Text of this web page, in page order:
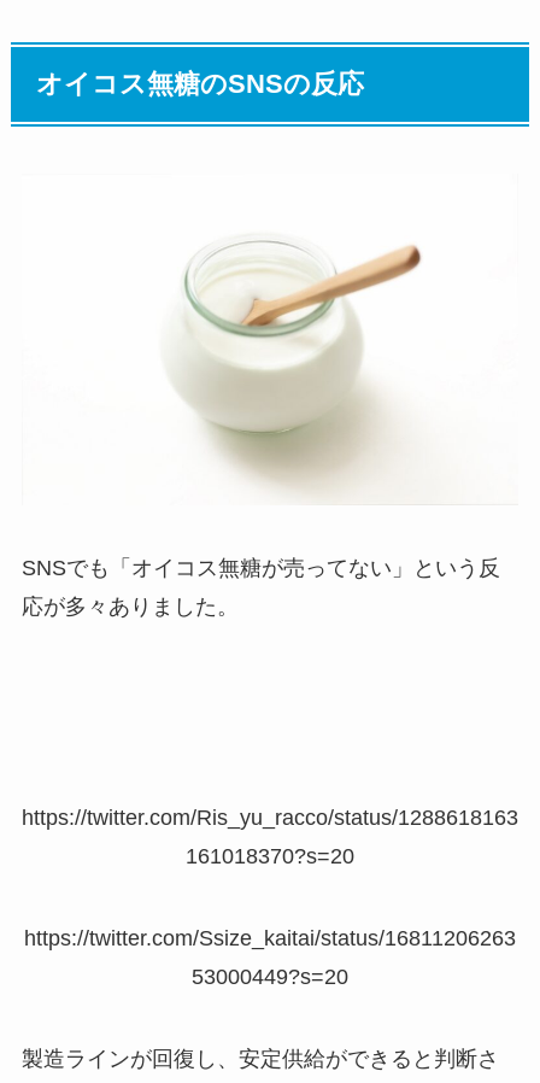
オイコス無糖のSNSの反応
SNSでも「オイコス無糖が売ってない」という反
応が多々ありました。
https://twitter.com/Ris_yu_racco/status/1288618163
161018370?s=20
https://twitter.com/Ssize_kaitai/status/16811206263
53000449?s=20
製造ラインが回復し、安定供給ができると判断さ